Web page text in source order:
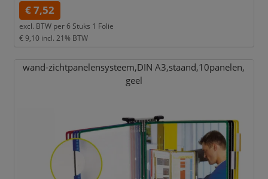
€ 7,52
excl. BTW per6 Stuks 1 Folie
€ 9,10 incl. 21% BTW
wand-zichtpanelensysteem,DIN A3,staand,10panelen,
geel